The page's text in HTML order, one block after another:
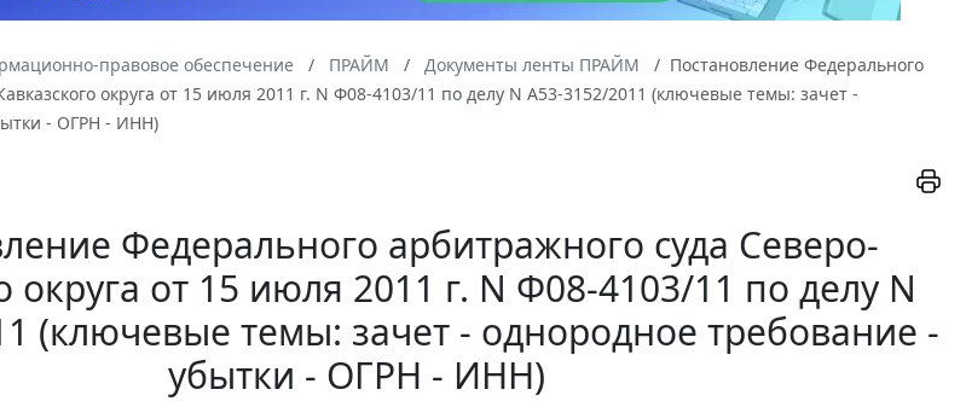
правовое обеспечение ПРАЙМ Документы ленты ПРАЙМ
Постановление Федерального
округа от 15 июля 2011 г. N Ф08-4103/11 по делу N А53-3152/2011 (ключевые темы: зачет -
- ОГРН - ИНН)
Федерального арбитражного суда Северо-
округа от 15 июля 2011 г. N Ф08-4103/11 по делу N
(ключевые темы: зачет - однородное требование -
убытки - ОГРН - ИНН)